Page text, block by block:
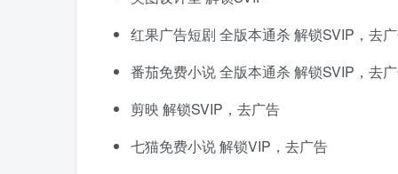
红果广告短剧 全版本通杀 解锁SVIP，去
番茄免费小说 全版本通杀 解锁SVIP，去
剪映 解锁SVIP，去广告
七猫免费小说 解锁VIP，去广告